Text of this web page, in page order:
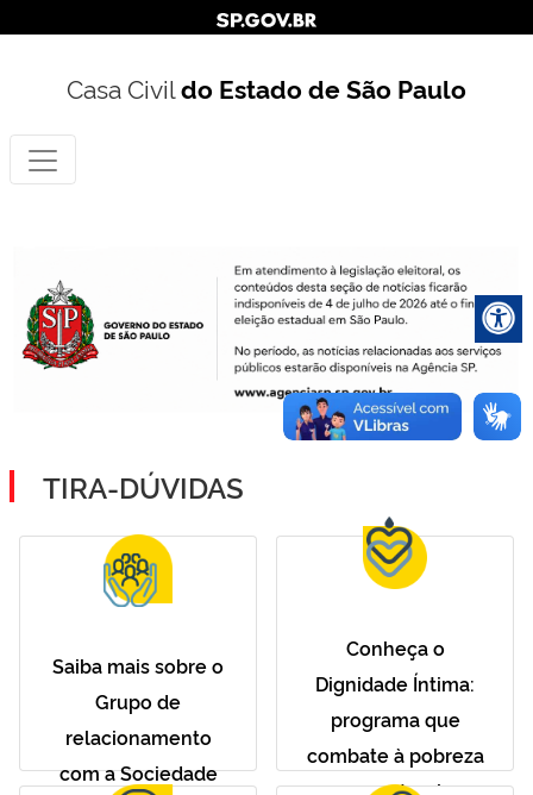
Casa Civildo Estado de São Paulo
TIRA-DÚVIDAS
Saiba mais sobre o
Grupo de
relacionamento
com a Sociedade
Conheça o
Dignidade Íntima:
programa que
combate à pobreza